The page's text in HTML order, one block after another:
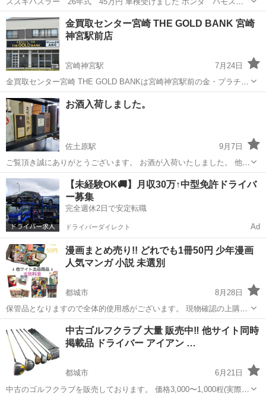
AT PS 車検9年10月 25万円 日産キューブ H24年式 黒 車検来年5
月 スズキ アルト23年式 AT AC PS PW ETC アルミホ...
宮崎 延岡市 延岡駅 リサイクルショップ
金買取センター宮崎 THE GOLD BANK 宮崎
神宮駅前店
宮崎神宮駅
7月24日
金買取センター宮崎 THE GOLD BANKは宮崎神宮駅前の金・プラチ
ナ・銀の貴金属専門の買取店です。お買取時はお客様の目の前で計量
し、透明性の高い安心のお取引をお約束します。 THE GOLD BANK
宮崎神宮駅...
宮崎 宮崎市 宮崎神宮駅 リサイクルショップ
お酒入荷しました。
佐土原駅
9月7日
ご覧頂き誠にありがとうございます。 お酒が入荷いたしました。 他に
も続々入荷する予定なので是非お越しください。 ※未成年にはお売り
できません。場合によっては年齢確認をさせて頂きますのでご理解と
ご協力の程、よろし...
宮崎 宮崎市 佐土原駅 リサイクルショップ
【未経験OK🚚】月収30万↑中型免許ドライバ
ー募集
完全週休2日で安定転職
ドライバーダイレクト Ad
漫画まとめ売り!! どれでも1冊50円 少年漫画
人気マンガ 小説 未選別
都城市
8月28日
保管品となりますので全体的使用感がございます。 現物確認の上購入
をご検討ください。 他サイトにて出品中の商品なども沢山ございま
す。 是非一度お越しください。 ※出品中の商品は別料金となります。
高城倉庫にてお渡し。
リサイクルショップ
中古ゴルフクラブ 大量 販売中‼︎ 他サイト同時
掲載品 ドライバー アイアン …
都城市
6月21日
中古のゴルフクラブを販売しております。 価格3,000〜1,000程(実際に